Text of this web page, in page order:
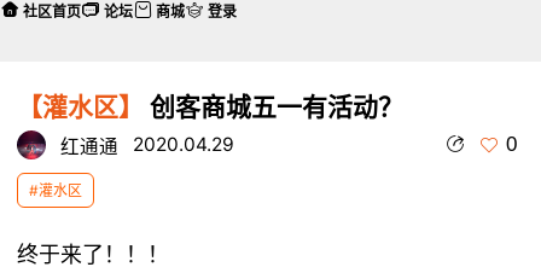
【灌水区】 创客商城五一有活动？
红通通 2020.04.29 0
#灌水区
终于来了！！！
社区首页 论坛 商城 登录